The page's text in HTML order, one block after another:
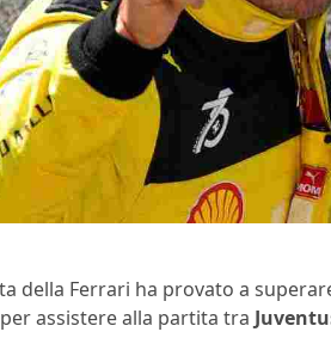
della Ferrari ha provato a
per assistere alla partita tra